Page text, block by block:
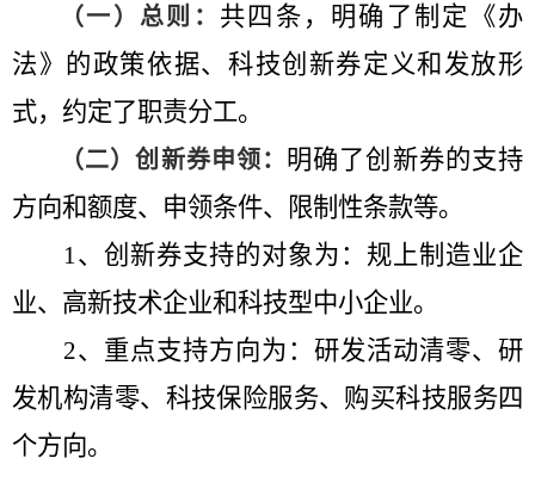
（一）总则： 共四条，明确了制定《办
法》的政策依据、科技创新券定义和发放形
式，约定了职责分工。
（二）创新券申领： 明确了创新券的支持
方向和额度、申领条件、限制性条款等。
1 、 创新券支持的对象为：规上制造业企
业、高新技术企业和科技型中小企业。
2、 重点支持方向为： 研发活动清零、研
发机构清零、科技保险服务、购买科技服务四
个方向。